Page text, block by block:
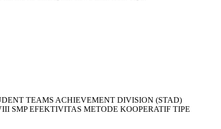
TEAMS ACHIEVEMENT DIVISION (STAD)
SMP EFEKTIVITAS METODE KOOPERATIF TIPE